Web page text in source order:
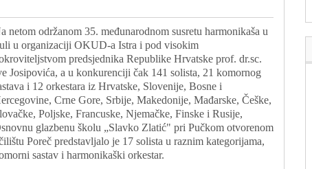
netom održanom 35. međunarodnom susretu harmonikaša u
u organizaciji OKUD-a Istra i pod visokim
predsjednika Republike Hrvatske prof. dr.sc.
Josipovića, a u konkurenciji čak 141 solista, 21 komornog
i 12 orkestara iz Hrvatske, Slovenije, Bosne i
Crne Gore, Srbije, Makedonije, Mađarske, Češke,
Poljske, Francuske, Njemačke, Finske i Rusije,
glazbenu školu „Slavko Zlatić" pri Pučkom otvorenom
Poreč predstavljalo je 17 solista u raznim kategorijama,
sastav i harmonikaški orkestar.